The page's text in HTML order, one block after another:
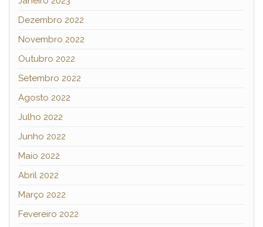
Dezembro 2022
Novembro 2022
Outubro 2022
Setembro 2022
Agosto 2022
Julho 2022
Junho 2022
Maio 2022
Abril 2022
Março 2022
Fevereiro 2022